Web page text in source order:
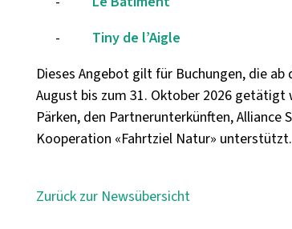
-
Tiny de l’Aigle
Dieses Angebot gilt für Buchungen, die
August bis zum 31. Oktober 2026 getätigt
Pärken, den Partnerunterkünften, Alliance
Kooperation «Fahrtziel Natur» unterstützt.
Zurück zur Newsübersicht